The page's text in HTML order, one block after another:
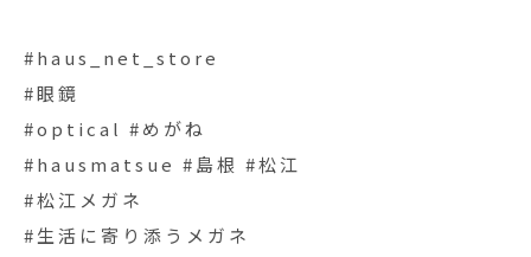
#haus_net_store
#眼鏡
#optical #めがね
#hausmatsue #島根 #松江
#松江メガネ
#生活に寄り添うメガネ